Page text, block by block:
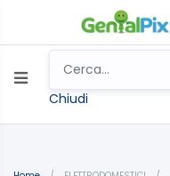
Chiudi